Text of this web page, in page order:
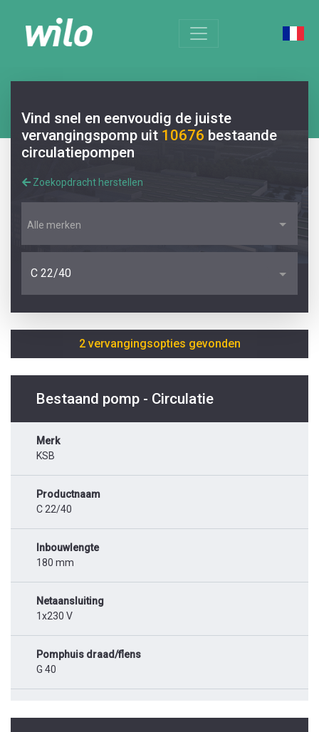
Vind snel en eenvoudig de juiste
vervangingspomp uit 10676 bestaande
circulatiepompen
Zoekopdracht herstellen
Alle merken
C 22/40
2 vervangingsopties gevonden
Bestaand pomp - Circulatie
Merk
KSB
Productnaam
C 22/40
Inbouwlengte
180 mm
Netaansluiting
1x230 V
Pomphuis draad/flens
G 40